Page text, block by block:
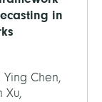
in
Chen,
Xu,